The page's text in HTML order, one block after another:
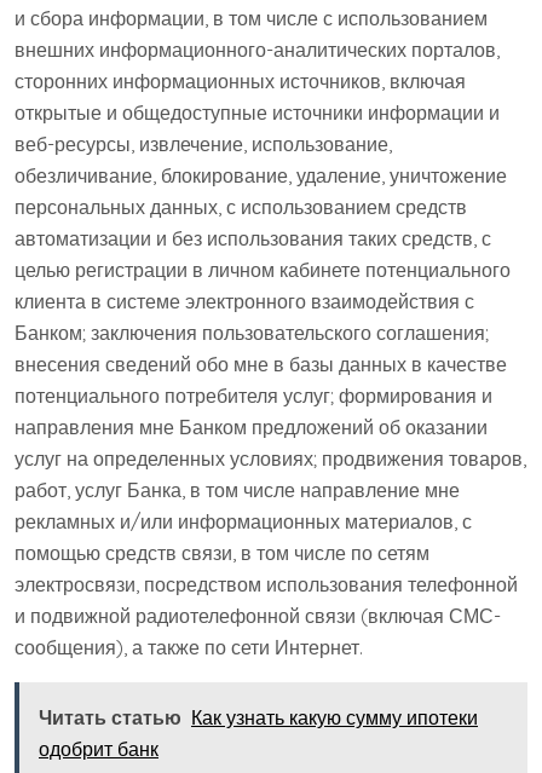
и сбора информации, в том числе с использованием
внешних информационного-аналитических порталов,
сторонних информационных источников, включая
открытые и общедоступные источники информации и
веб-ресурсы, извлечение, использование,
обезличивание, блокирование, удаление, уничтожение
персональных данных, с использованием средств
автоматизации и без использования таких средств, с
целью регистрации в личном кабинете потенциального
клиента в системе электронного взаимодействия с
Банком; заключения пользовательского соглашения;
внесения сведений обо мне в базы данных в качестве
потенциального потребителя услуг; формирования и
направления мне Банком предложений об оказании
услуг на определенных условиях; продвижения товаров,
работ, услуг Банка, в том числе направление мне
рекламных и/или информационных материалов, с
помощью средств связи, в том числе по сетям
электросвязи, посредством использования телефонной
и подвижной радиотелефонной связи (включая СМС-
сообщения), а также по сети Интернет.
Читать статью Как узнать какую сумму ипотеки
одобрит банк